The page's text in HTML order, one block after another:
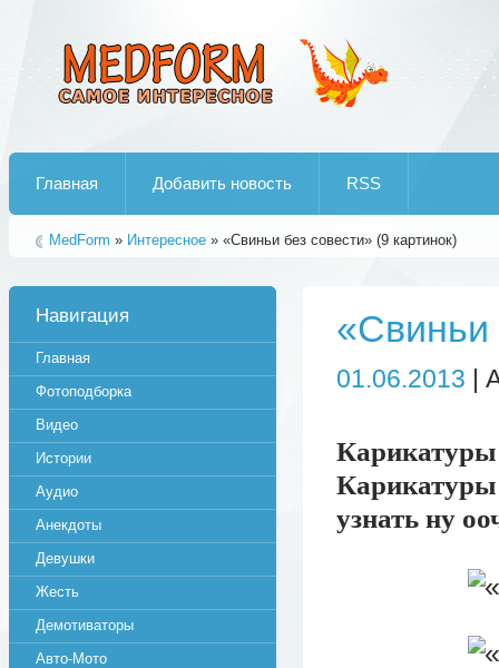
Главная Добавить новость RSS
MedForm » Интересное » «Свиньи без совести» (9 картинок)
«Свиньи
01.06.2013 |
узнать ну
Навигация
Главная
Фотоподборка
Видео
Истории
Аудио
Анекдоты
Девушки
Жесть
Демотиваторы
Авто-Мото